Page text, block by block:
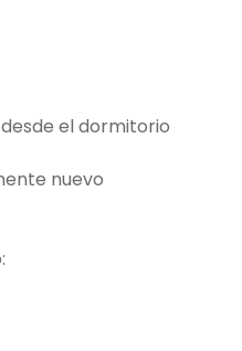
el dormitorio
nuevo